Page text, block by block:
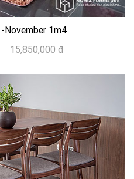
November 1m4
15,850,000 đ